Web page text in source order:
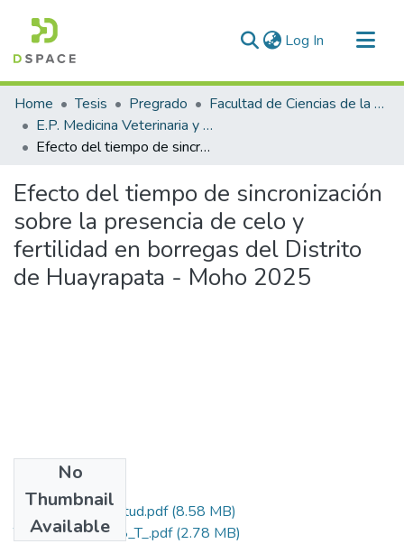
Log In (current)
Communities & Collections
All of DSpace
Statistics
Home Tesis Pregrado
Facultad de Ciencias de la Salud
E.P. Medicina Veterinaria y Zootecnia
Efecto del tiempo de sincronización sobre la presencia de celo y fertilidad en borregas del Distrito de Huayrapata - Moho 2025
Efecto del tiempo de sincronización
sobre la presencia de celo y
fertilidad en borregas del Distrito
de Huayrapata - Moho 2025
No
Thumbnail
Available
Grado de Similitud.pdf(8.58 MB)
T036_70685008_T_.pdf(2.78 MB)